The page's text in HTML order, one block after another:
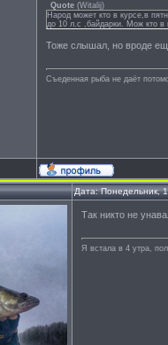
Quote (Witalij)
Народ может кто в курсе,в
до 10 л.с ,байдарки. Мож кто в
Тоже слышал, но вроде
Съеденная рыба не даёт
Дата: Понедельник,
Так никто не
Я встала в 4 утра,